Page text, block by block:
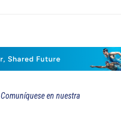
Comuníquese en nuestra